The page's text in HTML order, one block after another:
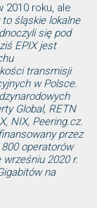
2010 roku, ale
śląskie lokalne
się pod
EPIX jest
transmisji
w Polsce.
Global, RETN
NIX, Peering.cz.
przez
operatorów
2020 r.
na